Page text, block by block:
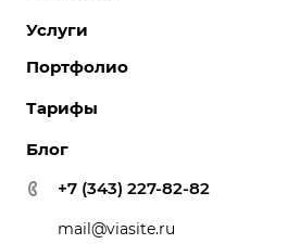
Отзывы
Вакансии
Реквизиты
Контакты
Интернет-магазины
Корпоративные сайты
Лицензии 1С-Битрикс
Битрикс24. Облако
Битрикс24. Коробка
Услуги
Разработка сайтов
Поддержка сайтов
Внедрение системы управления
Портфолио
Тарифы
Блог
+7 (343) 227-82-82
mail@viasite.ru